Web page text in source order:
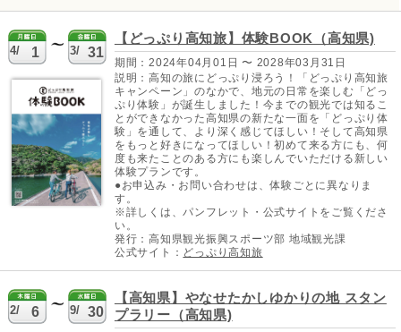
4/ 1 3/ 31
【どっぷり高知旅】体験BOOK（高知県)
期間：2024年04月01日 〜 2028年03月31日
説明：高知の旅にどっぷり浸ろう！「どっぷり高知旅
キャンペーン」のなかで、地元の日常を楽しむ「どっ
ぷり体験」が誕生しました！今までの観光では知るこ
とができなかった高知県の新たな一面を「どっぷり体
験」を通して、より深く感じてほしい！そして高知県
をもっと好きになってほしい！初めて来る方にも、何
度も来たことのある方にも楽しんでいただける新しい
体験プランです。
●お申込み・お問い合わせは、体験ごとに異なりま
す。
※詳しくは、パンフレット・公式サイトをご覧くださ
い。
発行：高知県観光振興スポーツ部 地域観光課
公式サイト： どっぷり高知旅
2/ 6 9/ 30
【高知県】やなせたかしゆかりの地 スタン
プラリー（高知県)